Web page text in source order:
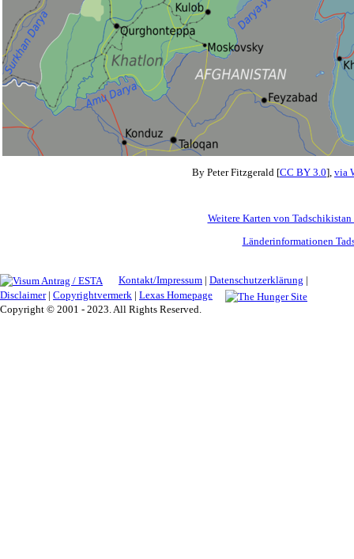
By Peter Fitzgerald [CC BY 3.0], via
Weitere Karten von
Länderinformationen
Kontakt/Impressum | Datenschutzerklärung |
Disclaimer| Copyrightvermerk | Lexas Homepage
Copyright © 2001 - 2023. All Rights Reserved.